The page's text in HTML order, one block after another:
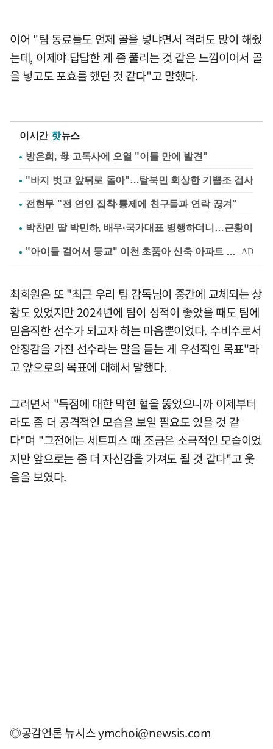
이어 "팀 동료들도 언제 골을 넣냐면서 격려도 많이 해줬
는데, 이제야 답답한 게 좀 풀리는 것 같은 느낌이어서 골
을 넣고도 포효를 했던 것 같다"고 말했다.
이시간 핫뉴스
방은희, 母 고독사에 오열 "이틀 만에 발견"
"바지 벗고 앞뒤로 돌아"…탈북민 회상한 기쁨조 검사
전현무 "전 연인 집착·통제에 친구들과 연락 끊겨"
박찬민 딸 박민하, 배우·국가대표 병행하더니…근황이
최희원은 또 "최근 우리 팀 감독님이 중간에 교체되는 상
황도 있었지만 2024년에 팀이 성적이 좋았을 때도 팀에
믿음직한 선수가 되고자 하는 마음뿐이었다. 수비수로서
안정감을 가진 선수라는 말을 듣는 게 우선적인 목표"라
고 앞으로의 목표에 대해서 말했다.
그러면서 "득점에 대한 막힌 혈을 뚫었으니까 이제부터
라도 좀 더 공격적인 모습을 보일 필요도 있을 것 같
다"며 "그전에는 세트피스 때 조금은 소극적인 모습이었
지만 앞으로는 좀 더 자신감을 가져도 될 것 같다"고 웃
음을 보였다.
◎공감언론 뉴시스ymchoi@newsis.com